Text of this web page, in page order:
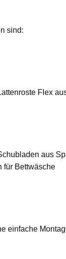
sind:
Flex
aus
für Bettwäsche
einfache